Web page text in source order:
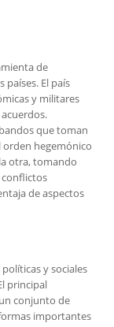
de
El país
y militares
que toman
hegemónico
otra, tomando
conflictos
de aspectos
y sociales
principal
conjunto de
importantes